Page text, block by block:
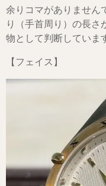
余りコマがありません
り（手首周り）の長さ
物として判断していま
【フェイス】